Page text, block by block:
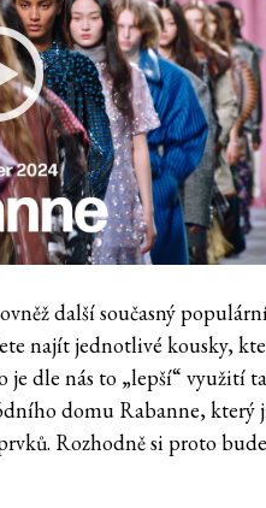
další současný
najít jednotlivé kousky,
je dle nás to „lepší“ využití
domu Rabanne, který
Rozhodně si proto